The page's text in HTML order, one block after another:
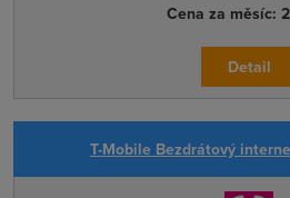
Cena za měsíc:
Detail
T-Mobile Bezdrátový